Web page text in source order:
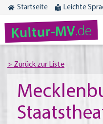
Startseite Leichte
Kultur-MV.de